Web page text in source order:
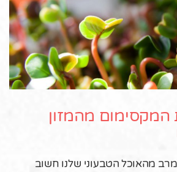
המקסימום מהמזון
מהאוכל הטבעוני שלנו חשוב